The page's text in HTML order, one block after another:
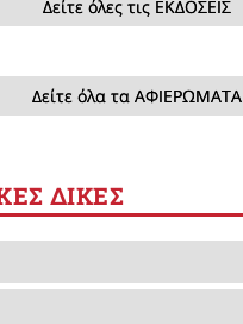
Δείτε όλες τις ΕΚΔΟΣΕΙΣ
Δείτε όλα τα ΑΦΙΕΡΩΜΑΤΑ
ΔΙΚΕΣ